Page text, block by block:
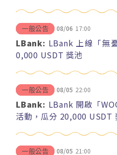
一般公告 08/06 17:00
LBank: LBank 上線「無
0,000 USDT 獎池
一般公告 08/05 22:00
LBank: LBank 開啟「
活動，瓜分 20,000 USDT
一般公告 08/05 21:00